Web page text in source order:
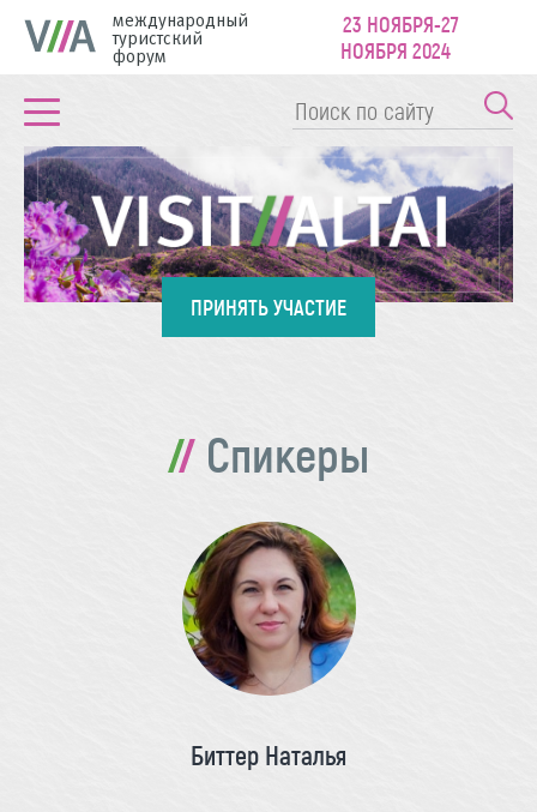
международный
туристский
форум
23 НОЯБРЯ-27
НОЯБРЯ 2024
ПРИНЯТЬ УЧАСТИЕ
Спикеры
Биттер Наталья